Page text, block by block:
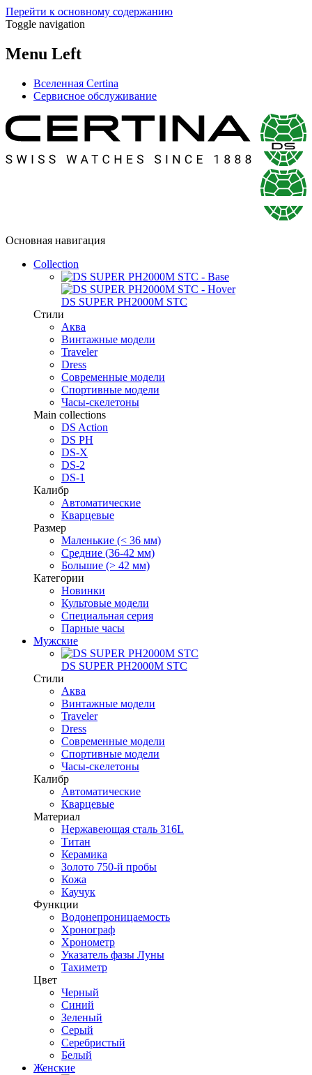
Перейти к основному содержанию
Toggle navigation
Menu Left
Вселенная Certina
Сервисное обслуживание
Основная навигация
Collection
DS SUPER PH2000M STC
Стили
Аква
Винтажные модели
Traveler
Dress
Современные модели
Спортивные модели
Часы-скелетоны
Main collections
DS Action
DS PH
DS-X
DS-2
DS-1
Калибр
Автоматические
Кварцевые
Размер
Маленькие (< 36 мм)
Средние (36-42 мм)
Большие (> 42 мм)
Категории
Новинки
Культовые модели
Специальная серия
Парные часы
Мужские
DS SUPER PH2000M STC
Стили
Аква
Винтажные модели
Traveler
Dress
Современные модели
Спортивные модели
Часы-скелетоны
Калибр
Автоматические
Кварцевые
Материал
Нержавеющая сталь 316L
Титан
Керамика
Золото 750-й пробы
Кожа
Каучук
Функции
Водонепроницаемость
Хронограф
Хронометр
Указатель фазы Луны
Тахиметр
Цвет
Черный
Синий
Зеленый
Серый
Серебристый
Белый
Женские